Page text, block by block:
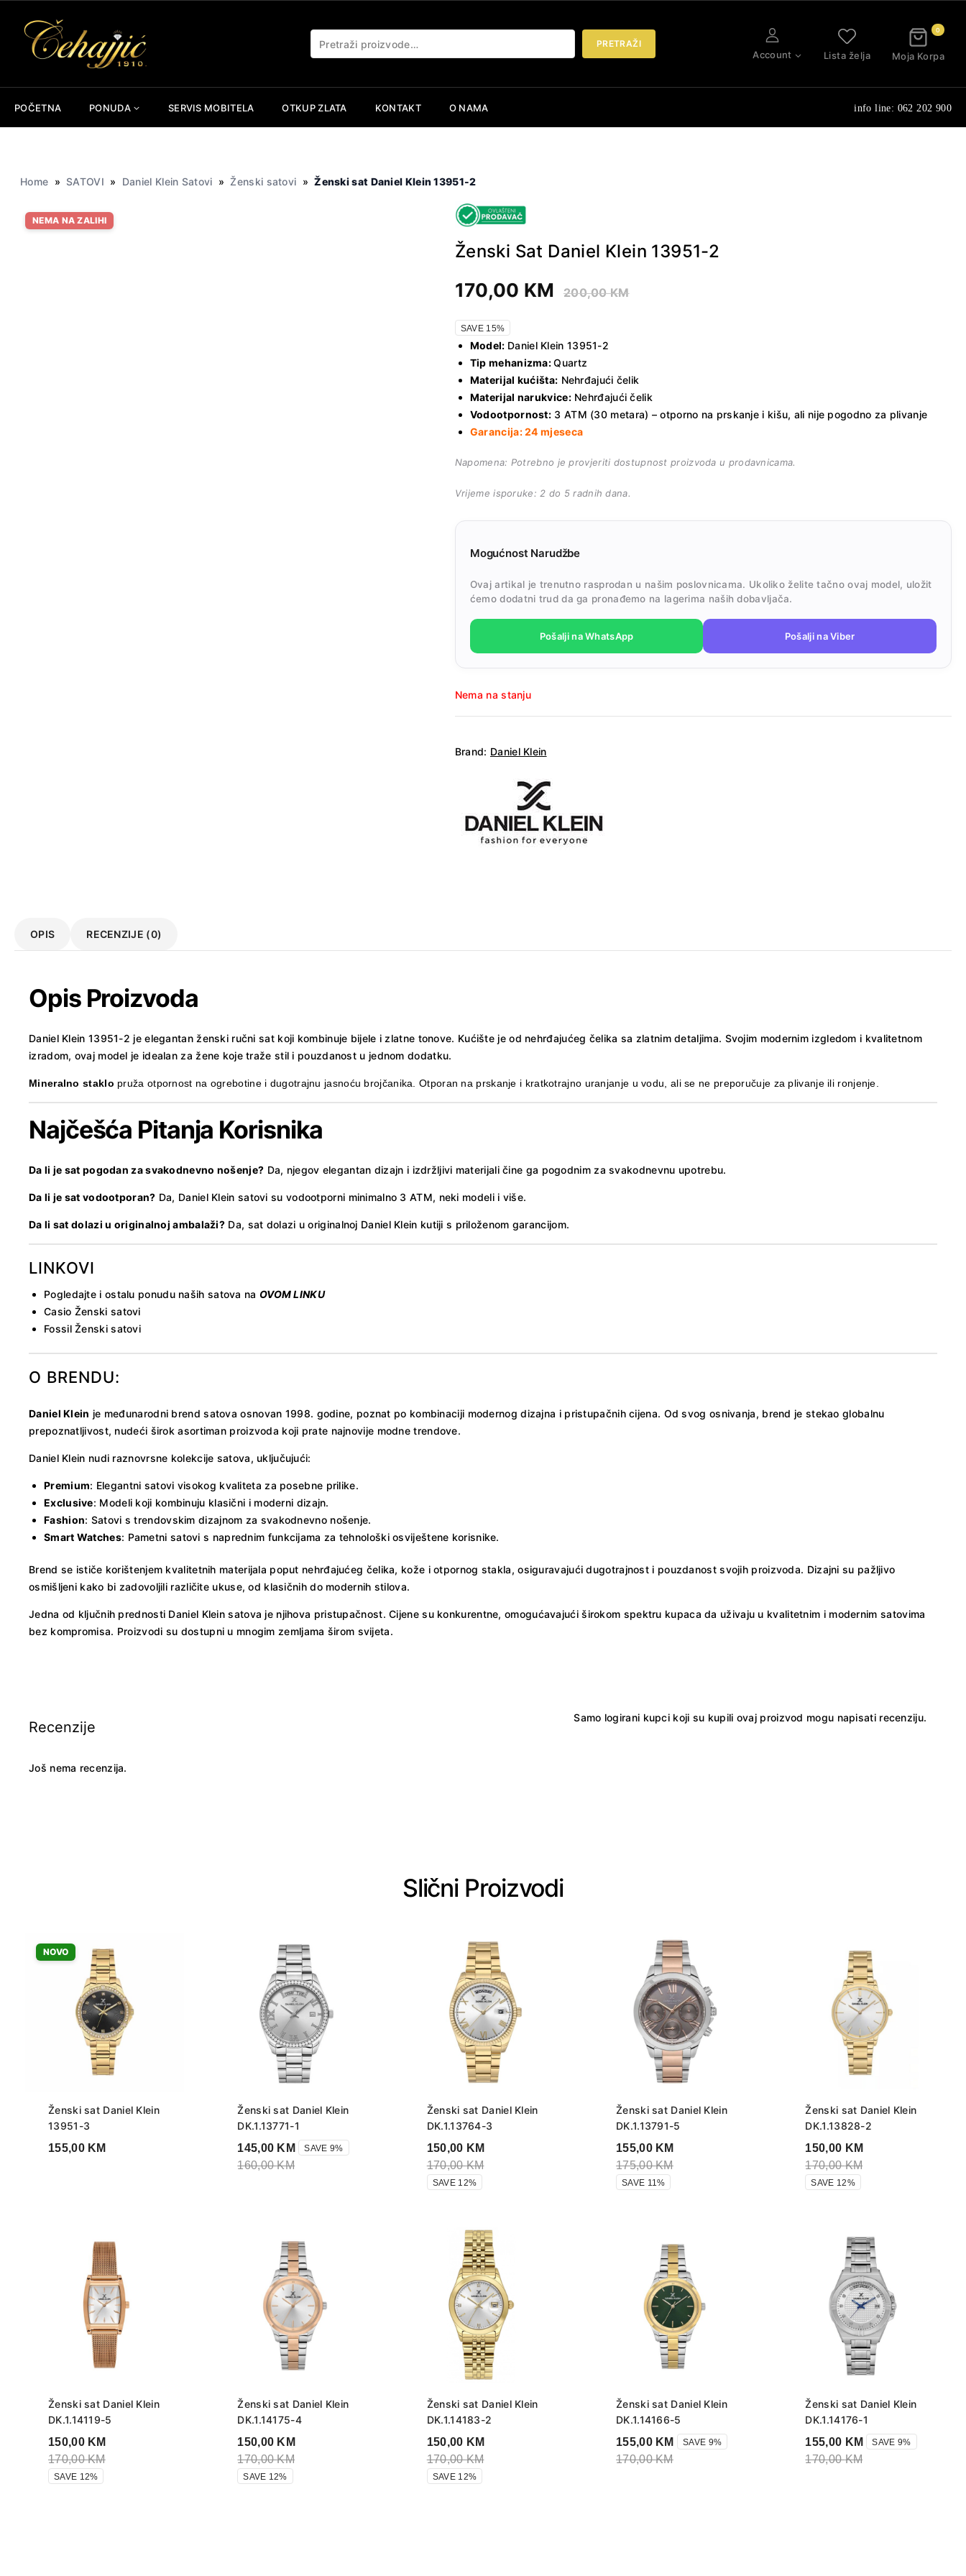
content
PRETRAŽI
Account Lista želja
0
Moja Korpa
POČETNA PONUDA SERVIS MOBITELA OTKUP ZLATA KONTAKT O NAMA info line: 062 202 900
Home » SATOVI » Daniel Klein Satovi » Ženski satovi » Ženski sat Daniel Klein 13951-2
NEMA NA ZALIHI
Ženski Sat Daniel Klein 13951-2
170,00 KM 200,00KM
SAVE 15%
Model: Daniel Klein 13951-2
Tip mehanizma:Quartz
Materijal kućišta: Nehrđajući čelik
Materijal narukvice:Nehrđajući čelik
Vodootpornost: 3 ATM (30 metara) – otporno na prskanje i kišu, ali nije pogodno za plivanje
Garancija: 24 mjeseca
Napomena: Potrebno je provjeriti dostupnost proizvoda u prodavnicama.
Vrijeme isporuke: 2 do 5 radnih dana.
Mogućnost Narudžbe
Ovaj artikal je trenutno rasprodan u našim poslovnicama. Ukoliko želite tačno ovaj model, uložit
ćemo dodatni trud da ga pronađemo na lagerima naših dobavljača.
Pošalji na WhatsApp Pošalji na Viber
Nema na stanju
Brand: Daniel Klein
OPIS RECENZIJE (0)
Opis Proizvoda
Daniel Klein 13951-2 je elegantan ženski ručni sat koji kombinuje bijele i zlatne tonove. Kućište je od nehrđajućeg čelika sa zlatnim detaljima. Svojim modernim izgledom i kvalitetnom
izradom, ovaj model je idealan za žene koje traže stil i pouzdanost u jednom dodatku.
Mineralno staklo pruža otpornost na ogrebotine i dugotrajnu jasnoću brojčanika.Otporan na prskanje i kratkotrajno uranjanje u vodu, ali se ne preporučuje za plivanje ili ronjenje.
Najčešća Pitanja Korisnika
Da li je sat pogodan za svakodnevno nošenje? Da, njegov elegantan dizajn i izdržljivi materijali čine ga pogodnim za svakodnevnu upotrebu.
Da li je sat vodootporan? Da, Daniel Klein satovi su vodootporni minimalno 3 ATM, neki modeli i više.
Da li sat dolazi u originalnoj ambalaži? Da, sat dolazi u originalnoj Daniel Klein kutiji s priloženom garancijom.
LINKOVI
Pogledajte i ostalu ponudu naših satova na OVOM LINKU
Casio Ženski satovi
Fossil Ženski satovi
O BRENDU:
Daniel Klein je međunarodni brend satova osnovan 1998. godine, poznat po kombinaciji modernog dizajna i pristupačnih cijena. Od svog osnivanja, brend je stekao globalnu
prepoznatljivost, nudeći širok asortiman proizvoda koji prate najnovije modne trendove.
Daniel Klein nudi raznovrsne kolekcije satova, uključujući:
Premium: Elegantni satovi visokog kvaliteta za posebne prilike.
Exclusive: Modeli koji kombinuju klasični i moderni dizajn.
Fashion: Satovi s trendovskim dizajnom za svakodnevno nošenje.
Smart Watches: Pametni satovi s naprednim funkcijama za tehnološki osviještene korisnike.
Brend se ističe korištenjem kvalitetnih materijala poput nehrđajućeg čelika, kože i otpornog stakla, osiguravajući dugotrajnost i pouzdanost svojih proizvoda. Dizajni su pažljivo
osmišljeni kako bi zadovoljili različite ukuse, od klasičnih do modernih stilova.
Jedna od ključnih prednosti Daniel Klein satova je njihova pristupačnost. Cijene su konkurentne, omogućavajući širokom spektru kupaca da uživaju u kvalitetnim i modernim satovima
bez kompromisa. Proizvodi su dostupni u mnogim zemljama širom svijeta.
Recenzije
Još nema recenzija.
Samo logirani kupci koji su kupili ovaj proizvod mogu napisati recenziju.
Slični Proizvodi
NOVO
Ženski sat Daniel Klein
13951-3
155,00 KM
Ženski sat Daniel Klein
DK.1.13771-1
145,00 KM
160,00KM
SAVE 9%
Ženski sat Daniel Klein
DK.1.13764-3
150,00 KM
170,00KM
SAVE 12%
Ženski sat Daniel Klein
DK.1.13791-5
155,00 KM
175,00KM
SAVE 11%
Ženski sat Daniel Klein
DK.1.13828-2
150,00 KM
170,00KM
SAVE 12%
Ženski sat Daniel Klein
DK.1.14119-5
150,00 KM
170,00KM
SAVE 12%
Ženski sat Daniel Klein
DK.1.14175-4
150,00 KM
170,00KM
SAVE 12%
Ženski sat Daniel Klein
DK.1.14183-2
150,00 KM
170,00KM
SAVE 12%
Ženski sat Daniel Klein
DK.1.14166-5
155,00 KM
170,00KM
SAVE 9%
Ženski sat Daniel Klein
DK.1.14176-1
155,00 KM
170,00KM
SAVE 9%